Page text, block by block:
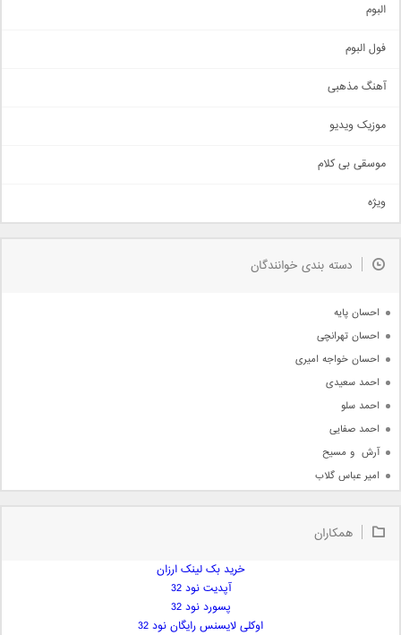
اجتماعی
حماسی
سنتی
اهنگ بندرعباسی
دمو
مذهبی
جدیدترین ها
البوم
فول البوم
آهنگ مذهبی
موزیک ویدیو
موسقی بی کلام
ویژه
دسته بندی خوانندگان
احسان پایه
احسان تهرانچی
احسان خواجه امیری
احمد سعیدی
احمد سلو
احمد صفایی
آرش  و مسیح
امیر عباس گلاب
امیر علی
همکاران
خرید بک لینک ارزان
آپدیت نود 32
پسورد نود 32
اوکلی لایسنس رایگان نود 32